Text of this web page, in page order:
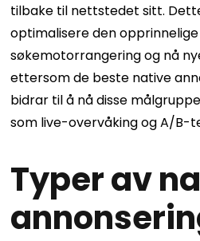
tilbake til nettstedet sitt.
optimalisere den
søkemotorrangering og nå
ettersom de beste native
bidrar til å nå disse
som live-overvåking og A/B-
Typer av